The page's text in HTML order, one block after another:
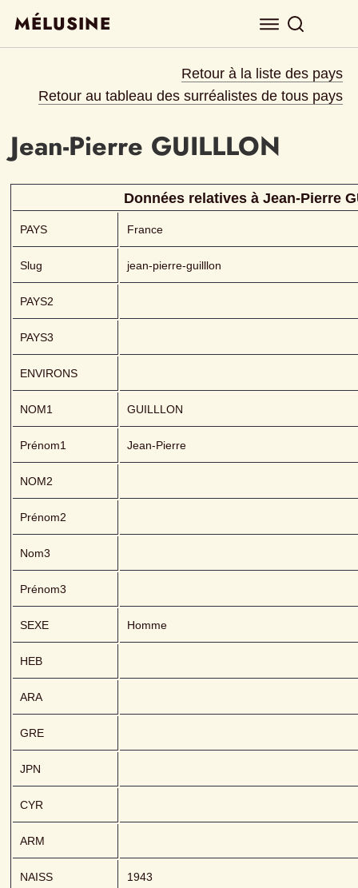
MÉLUSINE
Retour à la liste des pays
Retour au tableau des surréalistes de tous pays
Jean-Pierre GUILLLON
Données relatives à Jean-Pierre
PAYS France
Slug jean-pierre-guilllon
PAYS2
PAYS3
ENVIRONS
NOM1 GUILLLON
Prénom1 Jean-Pierre
NOM2
Prénom2
Nom3
Prénom3
SEXE Homme
HEB
ARA
GRE
JPN
CYR
ARM
NAISS 1943